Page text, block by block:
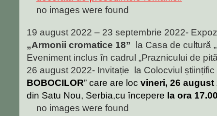
no images were found
19 august 2022 – 23 septembrie 2022-
„Armonii cromatice 18”
la Casa de cultură
Eveniment inclus în cadrul „Praznicului de
26 august 2022- Invitație la Colocviul științific
BOBOCILOR” care are loc vineri, 26 august
din Satu Nou, Serbia,cu începere la ora
no images were found